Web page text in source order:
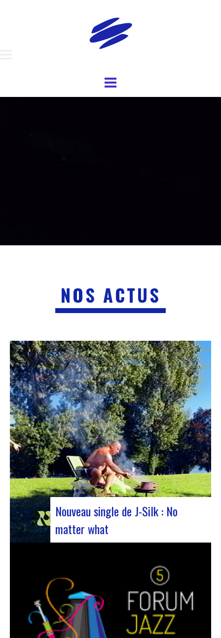
NOS ACTUS
Nouveau single de J-Silk : No
matter what
groupe a récemment dévoilé son dernier chef-
d’œuvre en collaboration avec leur ami Cheeko,
apportant une touche contemporaine à la scène
Nu Soul. Ce nouveau morceau, sorti la semaine
dernière, est une fusion de R&B et…